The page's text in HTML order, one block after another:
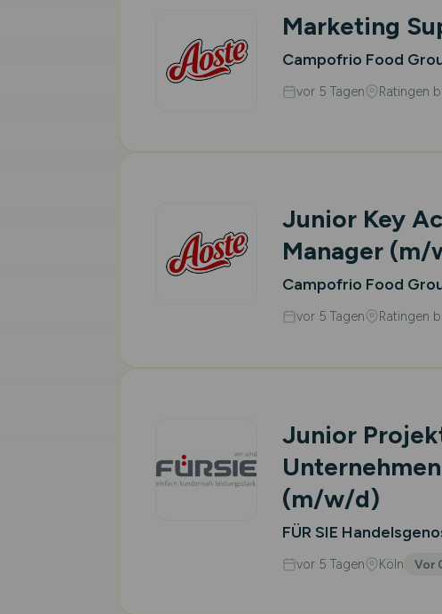
Marketing
Campofrio Food
vor 5 Tagen Ratingen
Junior Key
Manager (m/
Campofrio Food
vor 5 Tagen Ratingen
Junior
(m/w/d)
FÜR SIE
vor 5 Tagen Köln Vor